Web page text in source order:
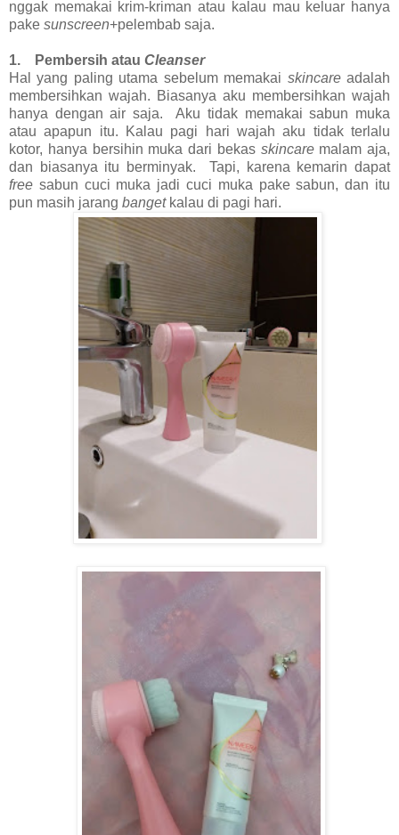
nggak memakai krim-kriman atau kalau mau keluar hanya
pake sunscreen+pelembab saja.
1. Pembersih atau Cleanser
Hal yang paling utama sebelum memakai skincareadalah
membersihkan wajah. Biasanya aku membersihkan wajah
hanya dengan air saja. Aku tidak memakai sabun muka
atau apapun itu. Kalau pagi hari wajah aku tidak terlalu
kotor, hanya bersihin muka dari bekas skincare malam aja,
dan biasanya itu berminyak. Tapi, karena kemarin dapat
free sabun cuci muka jadi cuci muka pake sabun, dan itu
pun masih jarang banget kalau di pagi hari.